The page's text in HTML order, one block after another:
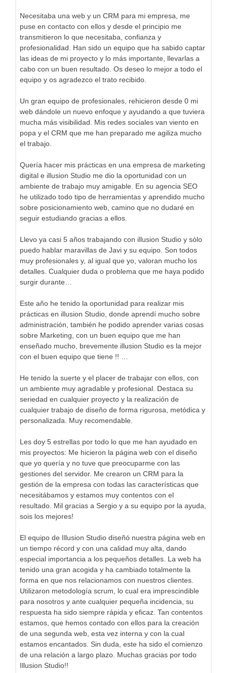
Necesitaba una web y un CRM para mi empresa, me
puse en contacto con ellos y desde el principio me
transmitieron lo que necesitaba, confianza y
profesionalidad. Han sido un equipo que ha sabido captar
las ideas de mi proyecto y lo más importante, llevarlas a
cabo con un buen resultado. Os deseo lo mejor a todo el
equipo y os agradezco el trato recibido.
Un gran equipo de profesionales, rehicieron desde 0 mi
web dándole un nuevo enfoque y ayudando a que tuviera
mucha más visibilidad. Mis redes sociales van viento en
popa y el CRM que me han preparado me agiliza mucho
el trabajo.
Quería hacer mis prácticas en una empresa de marketing
digital e illusion Studio me dio la oportunidad con un
ambiente de trabajo muy amigable. En su agencia SEO
he utilizado todo tipo de herramientas y aprendido mucho
sobre posicionamiento web, camino que no dudaré en
seguir estudiando gracias a ellos.
Llevo ya casi 5 años trabajando con illusion Studio y sólo
puedo hablar maravillas de Javi y su equipo. Son todos
muy profesionales y, al igual que yo, valoran mucho los
detalles. Cualquier duda o problema que me haya podido
surgir durante…
Este año he tenido la oportunidad para realizar mis
prácticas en illusion Studio, donde aprendí mucho sobre
administración, también he podido aprender varias cosas
sobre Marketing, con un buen equipo que me han
enseñado mucho, brevemente illusion Studio es la mejor
con el buen equipo que tiene !! …
He tenido la suerte y el placer de trabajar con ellos, con
un ambiente muy agradable y profesional. Destaca su
seriedad en cualquier proyecto y la realización de
cualquier trabajo de diseño de forma rigurosa, metódica y
personalizada. Muy recomendable.
Les doy 5 estrellas por todo lo que me han ayudado en
mis proyectos: Me hicieron la página web con el diseño
que yo quería y no tuve que preocuparme con las
gestiones del servidor. Me crearon un CRM para la
gestión de la empresa con todas las características que
necesitábamos y estamos muy contentos con el
resultado. Mil gracias a Sergio y a su equipo por la ayuda,
sois los mejores!
El equipo de Illusion Studio diseñó nuestra página web en
un tiempo récord y con una calidad muy alta, dando
especial importancia a los pequeños detalles. La web ha
tenido una gran acogida y ha cambiado totalmente la
forma en que nos relacionamos con nuestros clientes.
Utilizaron metodología scrum, lo cual era imprescindible
para nosotros y ante cualquier pequeña incidencia, su
respuesta ha sido siempre rápida y eficaz. Tan contentos
estamos, que hemos contado con ellos para la creación
de una segunda web, esta vez interna y con la cual
estamos encantados. Sin duda, este ha sido el comienzo
de una relación a largo plazo. Muchas gracias por todo
Illusion Studio!!